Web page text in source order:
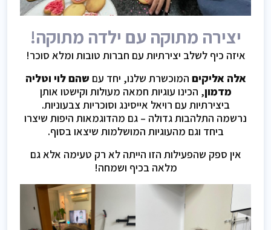
יצירה מתוקה עם ילדה מתוקה!
איזה כיף לשלב יצירתיות עם חברות טובות ומלא סוכר!
אלה אליקים המוכשרת שלנו, יחד עם שהם לוי וטליה
מדמון, הכינו עוגיות חמאה מעולות וקישטו אותן
ביצירתיות עם רויאל אייסינג וסוכריות צבעוניות.
נרשמה התלהבות גדולה – גם מהדוגמאות היפות שיצרו
ביחד וגם מהעוגיות המושלמות שיצאו בסוף.
אין ספק שהפעילות הזו הייתה לא רק טעימה אלא גם
מלאה בכיף ושמחה!